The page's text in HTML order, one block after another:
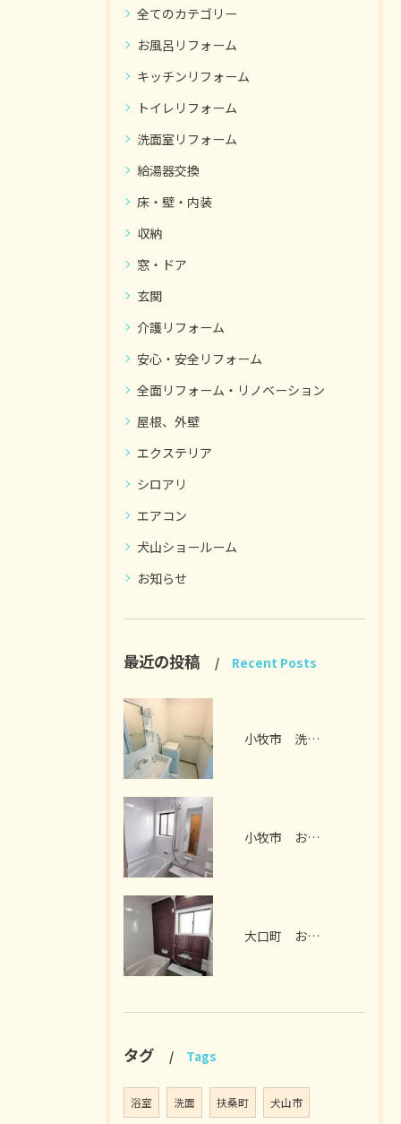
全てのカテゴリー
お風呂リフォーム
キッチンリフォーム
トイレリフォーム
洗面室リフォーム
給湯器交換
床・壁・内装
収納
窓・ドア
玄関
介護リフォーム
安心・安全リフォーム
全面リフォーム・リノベーション
屋根、外壁
エクステリア
シロアリ
エアコン
犬山ショールーム
お知らせ
最近の投稿 Recent Posts
小牧市 洗面脱衣室リフォーム I様邸 2026年7月
小牧市 お風呂リフォーム I様邸 2026年7月
大口町 お風呂リフォーム M様邸 2026年7月
タグ Tags
浴室 洗面 扶桑町 犬山市